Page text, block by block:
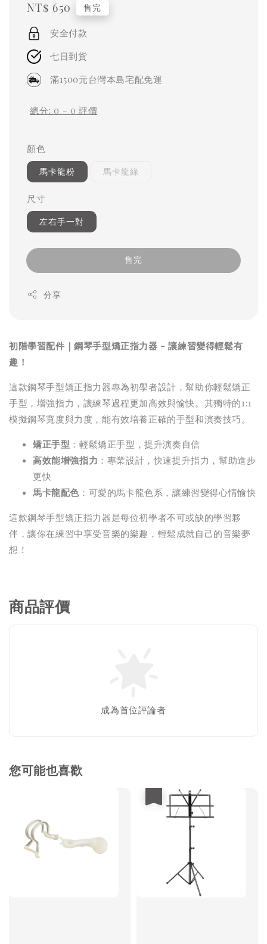
Regular
price
NT$ 650 售完
安全付款
七日到貨
滿1500元台灣本島宅配免運
總分: 0 - 0 評價
顏色
馬卡龍粉 馬卡龍綠
尺寸
左右手一對
售完
分享
初階學習配件｜鋼琴手型矯正指力器 - 讓練習變得輕鬆有
趣！
這款鋼琴手型矯正指力器專為初學者設計，幫助你輕鬆矯正
手型，增強指力，讓練琴過程更加高效與愉快。其獨特的1:1
模擬鋼琴寬度與力度，能有效培養正確的手型和演奏技巧。
矯正手型 ：輕鬆矯正手型，提升演奏自信
高效能增強指力 ：專業設計，快速提升指力，幫助進步
更快
馬卡龍配色 ：可愛的馬卡龍色系，讓練習變得心情愉快
這款鋼琴手型矯正指力器是每位初學者不可或缺的學習夥
伴，讓你在練習中享受音樂的樂趣，輕鬆成就自己的音樂夢
想！
商品評價
成為首位評論者
您可能也喜歡